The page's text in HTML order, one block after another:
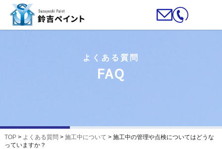
よくある質問
FAQ
TOP> よくある質問 > 施工中について > 施工中の管理や点検についてはどうな
っていますか？